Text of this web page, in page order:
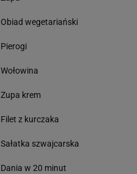
Obiad wegetariański
Pierogi
Wołowina
Zupa krem
Filet z kurczaka
Sałatka szwajcarska
Dania w 20 minut